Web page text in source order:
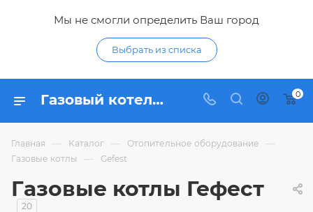
Мы не смогли определить Ваш город
Выбрать из списка
Газовый котел Гефест - купить газовые котлы Gefest по низким ценам в интернет-магазине Гидропромтехника в Курске 0
Главная — Каталог — Отопительное оборудование —
Газовые котлы — Gefest
Газовые котлы Гефест
20